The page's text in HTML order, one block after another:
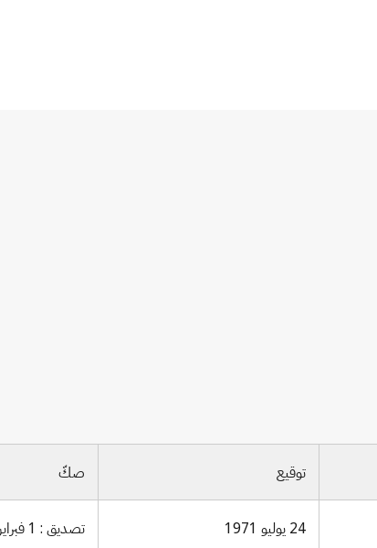
توقيع صكّ
24 يوليو 1971 تصديق : 1 فبراير 1974